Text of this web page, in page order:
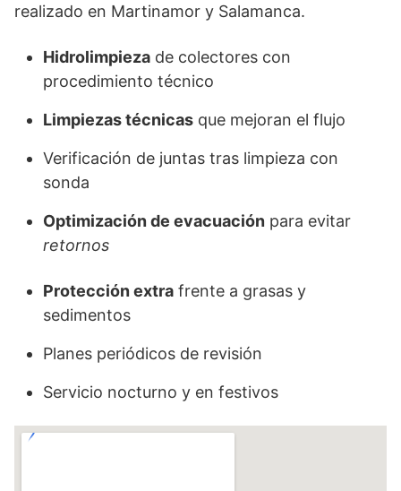
realizado en Martinamor y Salamanca.
Hidrolimpieza de colectores con
procedimiento técnico
Limpiezas técnicas que mejoran el flujo
Verificación de juntas tras limpieza con
sonda
Optimización de evacuación para evitar
retornos
Protección extra frente a grasas y
sedimentos
Planes periódicos de revisión
Servicio nocturno y en festivos